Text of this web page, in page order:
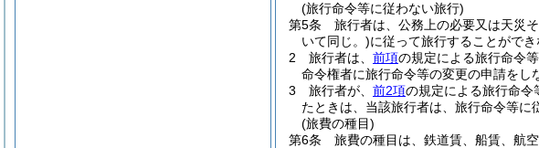
(旅行命令等に従わない旅行)
第5条
旅行者は、公務上の必要又は天災
いて同じ。)に従って旅行することがで
2
旅行者は、 前項の規定による旅行命令
命令権者に旅行命令等の変更の申請をし
3
旅行者が、 前2項の規定による旅行命令
たときは、当該旅行者は、旅行命令等に
(旅費の種目)
第6条
旅費の種目は、鉄道賃、船賃、航